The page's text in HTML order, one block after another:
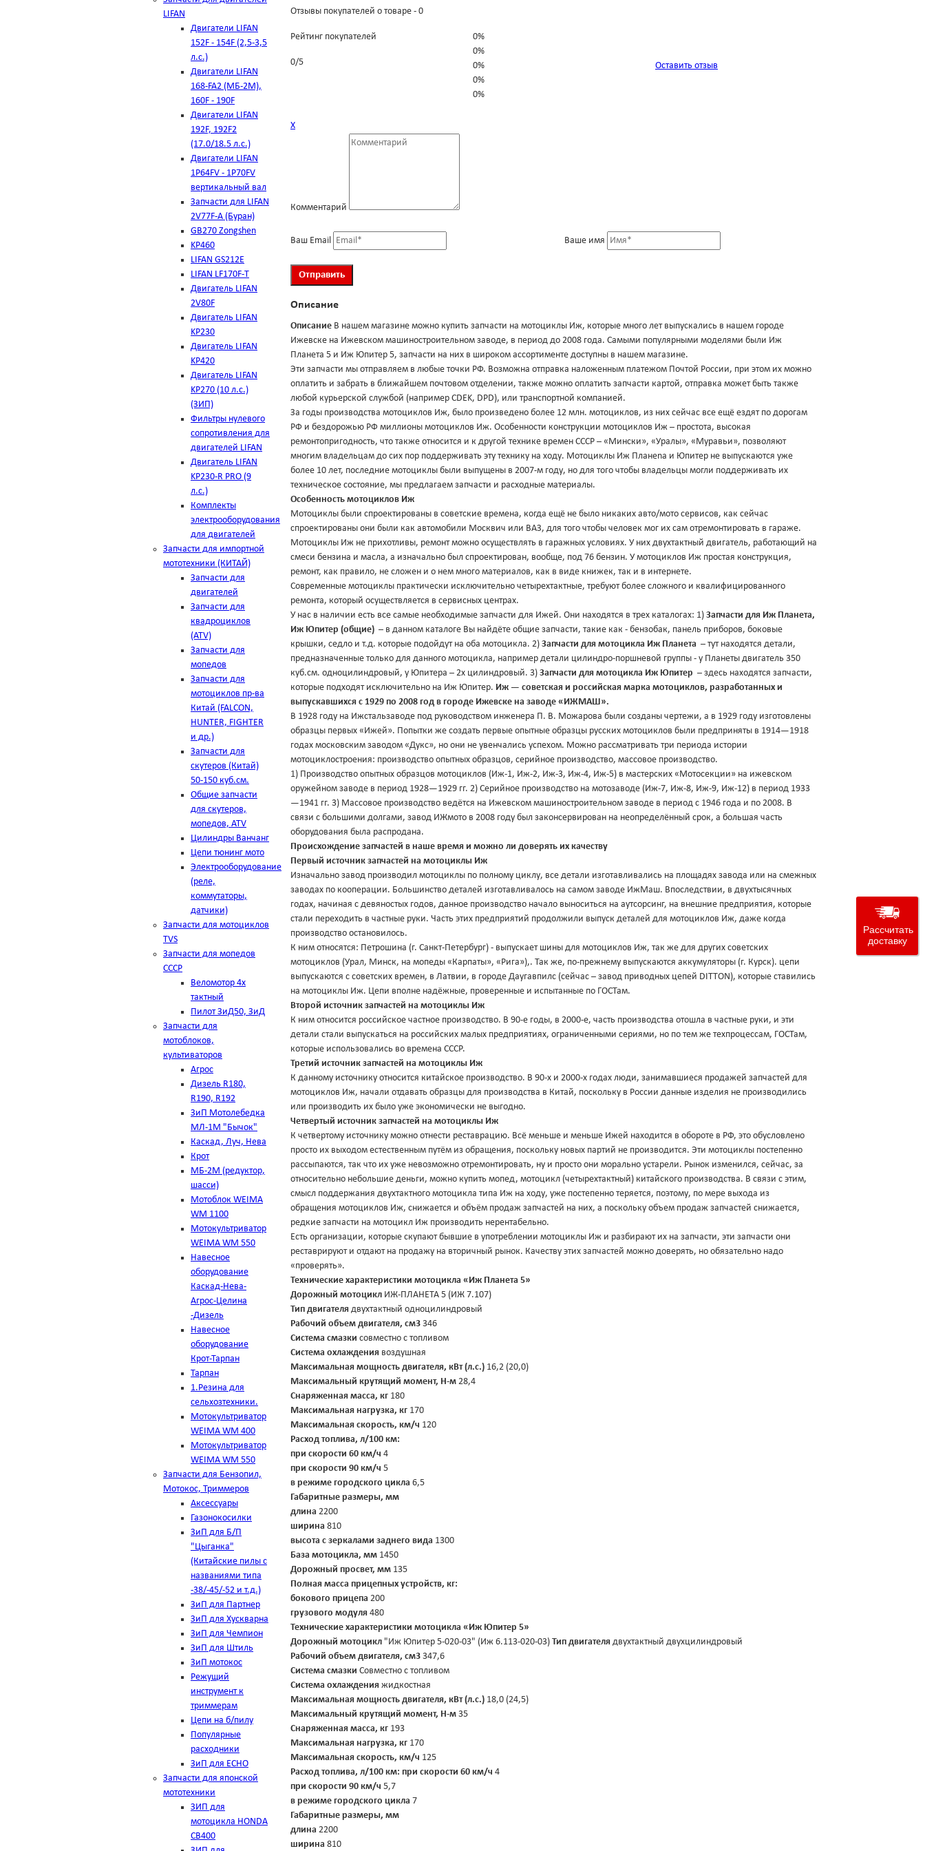
LIFAN
Двигатели LIFAN
152F - 154F (2,5-3,5
л.с.)
Двигатели LIFAN
168-FA2 (МБ-2М),
160F - 190F
Двигатели LIFAN
192F, 192F2
(17.0/18.5 л.с.)
Двигатели LIFAN
1Р64FV - 1Р70FV
вертикальный вал
Запчасти для LIFAN
2V77F-A (Буран)
GB270 Zongshen
KP460
LIFAN GS212E
LIFAN LF170F-T
Двигатель LIFAN
2V80F
Двигатель LIFAN
KP230
Двигатель LIFAN
KP420
Двигатель LIFAN
KP270 (10 л.с.)
(ЗИП)
Фильтры нулевого
сопротивления для
двигателей LIFAN
Двигатель LIFAN
KP230-R PRO (9
л.с.)
Комплекты
электрооборудования
для двигателей
Запчасти для импортной
мототехники (КИТАЙ)
Запчасти для
двигателей
Запчасти для
квадроциклов
(ATV)
Запчасти для
мопедов
Запчасти для
мотоциклов пр-ва
Китай (FALCON,
HUNTER, FIGHTER
и др.)
Запчасти для
скутеров (Китай)
50-150 куб.см.
Общие запчасти
для скутеров,
мопедов, ATV
Цилиндры Ванчанг
Цепи тюнинг мото
Электрооборудование
(реле,
коммутаторы,
датчики)
Запчасти для мотоциклов
TVS
Запчасти для мопедов
СССР
Веломотор 4х
тактный
Пилот ЗиД50, ЗиД
Запчасти для
мотоблоков,
культиваторов
Агрос
Дизель R180,
R190, R192
ЗиП Мотолебедка
МЛ-1М "Бычок"
Каскад, Луч, Нева
Крот
МБ-2М (редуктор,
шасси)
Мотоблок WEIMA
WM 1100
Мотокультриватор
WEIMA WM 550
Навесное
оборудование
Каскад-Нева-
Агрос-Целина
-Дизель
Навесное
оборудование
Крот-Тарпан
Тарпан
1.Резина для
сельхозтехники.
Мотокультриватор
WEIMA WM 400
Мотокультриватор
WEIMA WM 550
Запчасти для Бензопил,
Мотокос, Триммеров
Аксессуары
Газонокосилки
ЗиП для Б/П
"Цыганка"
(Китайские пилы с
названиями типа
-38/-45/-52 и т.д.)
ЗиП для Партнер
ЗиП для Хускварна
ЗиП для Чемпион
ЗиП для Штиль
ЗиП мотокос
Режущий
инструмент к
триммерам
Цепи на б/пилу
Популярные
расходники
ЗиП для ЕСНО
Запчасти для японской
мототехники
ЗИП для
мотоцикла HONDA
CB400
Отзывы покупателей о товаре - 0
Рейтинг покупателей
0/5
0%
0%
0%
0%
0%
Оставить отзыв
Х
Комментарий
Ваш Email Ваше имя
Описание
Описание В нашем магазине можно купить запчасти на мотоциклы Иж, которые много лет выпускались в нашем городе
Ижевске на Ижевском машиностроительном заводе, в период до 2008 года. Самыми популярными моделями были Иж
Планета 5 и Иж Юпитер 5, запчасти на них в широком ассортименте доступны в нашем магазине.
Эти запчасти мы отправляем в любые точки РФ. Возможна отправка наложенным платежом Почтой России, при этом их можно
оплатить и забрать в ближайшем почтовом отделении, также можно оплатить запчасти картой, отправка может быть также
любой курьерской службой (например CDEK, DPD), или транспортной компанией.
За годы производства мотоциклов Иж, было произведено более 12 млн. мотоциклов, из них сейчас все ещё ездят по дорогам
РФ и бездорожью РФ миллионы мотоциклов Иж. Особенности конструкции мотоциклов Иж – простота, высокая
ремонтопригодность, что также относится и к другой технике времен СССР – «Мински», «Уралы», «Муравьи», позволяют
многим владельцам до сих пор поддерживать эту технику на ходу. Мотоциклы Иж Планеnа и Юпитер не выпускаются уже
более 10 лет, последние мотоциклы были выпущены в 2007-м году, но для того чтобы владельцы могли поддерживать их
техническое состояние, мы предлагаем запчасти и расходные материалы.
Особенность мотоциклов Иж
Мотоциклы были спроектированы в советские времена, когда ещё не было никаких авто/мото сервисов, как сейчас
спроектированы они были как автомобили Москвич или ВАЗ, для того чтобы человек мог их сам отремонтировать в гараже.
Мотоциклы Иж не прихотливы, ремонт можно осуществлять в гаражных условиях. У них двухтактный двигатель, работающий на
смеси бензина и масла, а изначально был спроектирован, вообще, под 76 бензин. У мотоциклов Иж простая конструкция,
ремонт, как правило, не сложен и о нем много материалов, как в виде книжек, так и в интернете.
Современные мотоциклы практически исключительно четырехтактные, требуют более сложного и квалифицированного
ремонта, который осуществляется в сервисных центрах.
У нас в наличии есть все самые необходимые запчасти для Ижей. Они находятся в трех каталогах: 1) Запчасти для Иж Планета,
Иж Юпитер (общие) – в данном каталоге Вы найдёте общие запчасти, такие как - бензобак, панель приборов, боковые
крышки, седло и т.д. которые подойдут на оба мотоцикла. 2) Запчасти для мотоцикла Иж Планета – тут находятся детали,
предназначенные только для данного мотоцикла, например детали цилиндро-поршневой группы - у Планеты двигатель 350
куб.см. одноцилиндровый, у Юпитера – 2х цилиндровый. 3) Запчасти для мотоцикла Иж Юпитер – здесь находятся запчасти,
которые подходят исключительно на Иж Юпитер. Иж — советская и российская марка мотоциклов, разработанных и
выпускавшихся с 1929 по 2008 год в городе Ижевске на заводе «ИЖМАШ».
В 1928 году на Ижстальзаводе под руководством инженера П. В. Можарова были созданы чертежи, а в 1929 году изготовлены
образцы первых «Ижей». Попытки же создать первые опытные образцы русских мотоциклов были предприняты в 1914—1918
годах московским заводом «Дукс», но они не увенчались успехом. Можно рассматривать три периода истории
мотоциклостроения: производство опытных образцов, серийное производство, массовое производство.
1) Производство опытных образцов мотоциклов (Иж-1, Иж-2, Иж-3, Иж-4, Иж-5) в мастерских «Мотосекции» на ижевском
оружейном заводе в период 1928—1929 гг. 2) Серийное производство на мотозаводе (Иж-7, Иж-8, Иж-9, Иж-12) в период 1933
—1941 гг. 3) Массовое производство ведётся на Ижевском машиностроительном заводе в период с 1946 года и по 2008. В
связи с большими долгами, завод ИЖмото в 2008 году был законсервирован на неопределённый срок, а большая часть
оборудования была распродана.
Происхождение запчастей в наше время и можно ли доверять их качеству
Первый источник запчастей на мотоциклы Иж
Изначально завод производил мотоциклы по полному циклу, все детали изготавливались на площадях завода или на смежных
заводах по кооперации. Большинство деталей изготавливалось на самом заводе ИжМаш. Впоследствии, в двухтысячных
годах, начиная с девяностых годов, данное производство начало выноситься на аутсорсинг, на внешние предприятия, которые
стали переходить в частные руки. Часть этих предприятий продолжили выпуск деталей для мотоциклов Иж, даже когда
производство остановилось.
К ним относятся: Петрошина (г. Санкт-Петербург) - выпускает шины для мотоциклов Иж, так же для других советских
мотоциклов (Урал, Минск, на мопеды «Карпаты», «Рига»),. Так же, по-прежнему выпускаются аккумуляторы (г. Курск). цепи
выпускаются с советских времен, в Латвии, в городе Даугавпилс (сейчас – завод приводных цепей DITTON), которые ставились
на мотоциклы Иж. Цепи вполне надёжные, проверенные и испытанные по ГОСТам.
Второй источник запчастей на мотоциклы Иж
К ним относится российское частное производство. В 90-е годы, в 2000-е, часть производства отошла в частные руки, и эти
детали стали выпускаться на российских малых предприятиях, ограниченными сериями, но по тем же техпроцессам, ГОСТам,
которые использовались во времена СССР.
Третий источник запчастей на мотоциклы Иж
К данному источнику относится китайское производство. В 90-х и 2000-х годах люди, занимавшиеся продажей запчастей для
мотоциклов Иж, начали отдавать образцы для производства в Китай, поскольку в России данные изделия не производились
или производить их было уже экономически не выгодно.
Четвертый источник запчастей на мотоциклы Иж
К четвертому источнику можно отнести реставрацию. Всё меньше и меньше Ижей находится в обороте в РФ, это обусловлено
просто их выходом естественным путём из обращения, поскольку новых партий не производится. Эти мотоциклы постепенно
рассыпаются, так что их уже невозможно отремонтировать, ну и просто они морально устарели. Рынок изменился, сейчас, за
относительно небольшие деньги, можно купить мопед, мотоцикл (четырехтактный) китайского производства. В связи с этим,
смысл поддержания двухтактного мотоцикла типа Иж на ходу, уже постепенно теряется, поэтому, по мере выхода из
обращения мотоциклов Иж, снижается и объём продаж запчастей на них, а поскольку объем продаж запчастей снижается,
редкие запчасти на мотоцикл Иж производить нерентабельно.
Есть организации, которые скупают бывшие в употреблении мотоциклы Иж и разбирают их на запчасти, эти запчасти они
реставрируют и отдают на продажу на вторичный рынок. Качеству этих запчастей можно доверять, но обязательно надо
«проверять».
Технические характеристики мотоцикла «Иж Планета 5»
Дорожный мотоцикл ИЖ-ПЛАНЕТА 5 (ИЖ 7.107)
Тип двигателя двухтактный одноцилиндровый
Рабочий объем двигателя, см3 346
Система смазки совместно с топливом
Система охлаждения воздушная
Максимальная мощность двигателя, кВт (л.с.) 16,2 (20,0)
Максимальный крутящий момент, Н-м 28,4
Снаряженная масса, кг 180
Максимальная нагрузка, кг 170
Максимальная скорость, км/ч 120
Расход топлива, л/100 км:
при скорости 60 км/ч 4
при скорости 90 км/ч 5
в режиме городского цикла 6,5
Габаритные размеры, мм
длина 2200
ширина 810
высота с зеркалами заднего вида 1300
База мотоцикла, мм 1450
Дорожный просвет, мм 135
Полная масса прицепных устройств, кг:
бокового прицепа 200
грузового модуля 480
Технические характеристики мотоцикла «Иж Юпитер 5»
Дорожный мотоцикл "Иж Юпитер 5-020-03" (Иж 6.113-020-03) Тип двигателя двухтактный двухцилиндровый
Рабочий объем двигателя, см3 347,6
Система смазки Совместно с топливом
Система охлаждения жидкостная
Максимальная мощность двигателя, кВт (л.с.) 18,0 (24,5)
Максимальный крутящий момент, Н-м 35
Снаряженная масса, кг 193
Максимальная нагрузка, кг 170
Максимальная скорость, км/ч 125
Расход топлива, л/100 км: при скорости 60 км/ч 4
при скорости 90 км/ч 5,7
в режиме городского цикла 7
Габаритные размеры, мм
длина 2200
ширина 810
Рассчитать
доставку